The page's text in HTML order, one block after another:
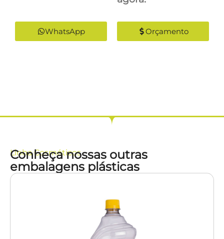
WhatsApp Orçamento
LinhaCosméticos
Conheça nossas outras
embalagens plásticas